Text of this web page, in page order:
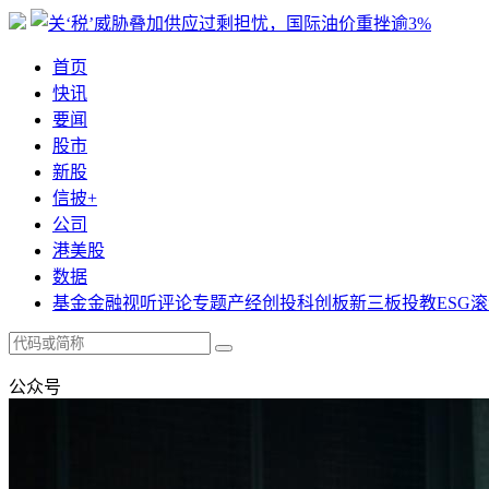
首页
快讯
要闻
股市
新股
信披+
公司
港美股
数据
基金金融视听评论专题产经创投科创板新三板投教ESG
公众号